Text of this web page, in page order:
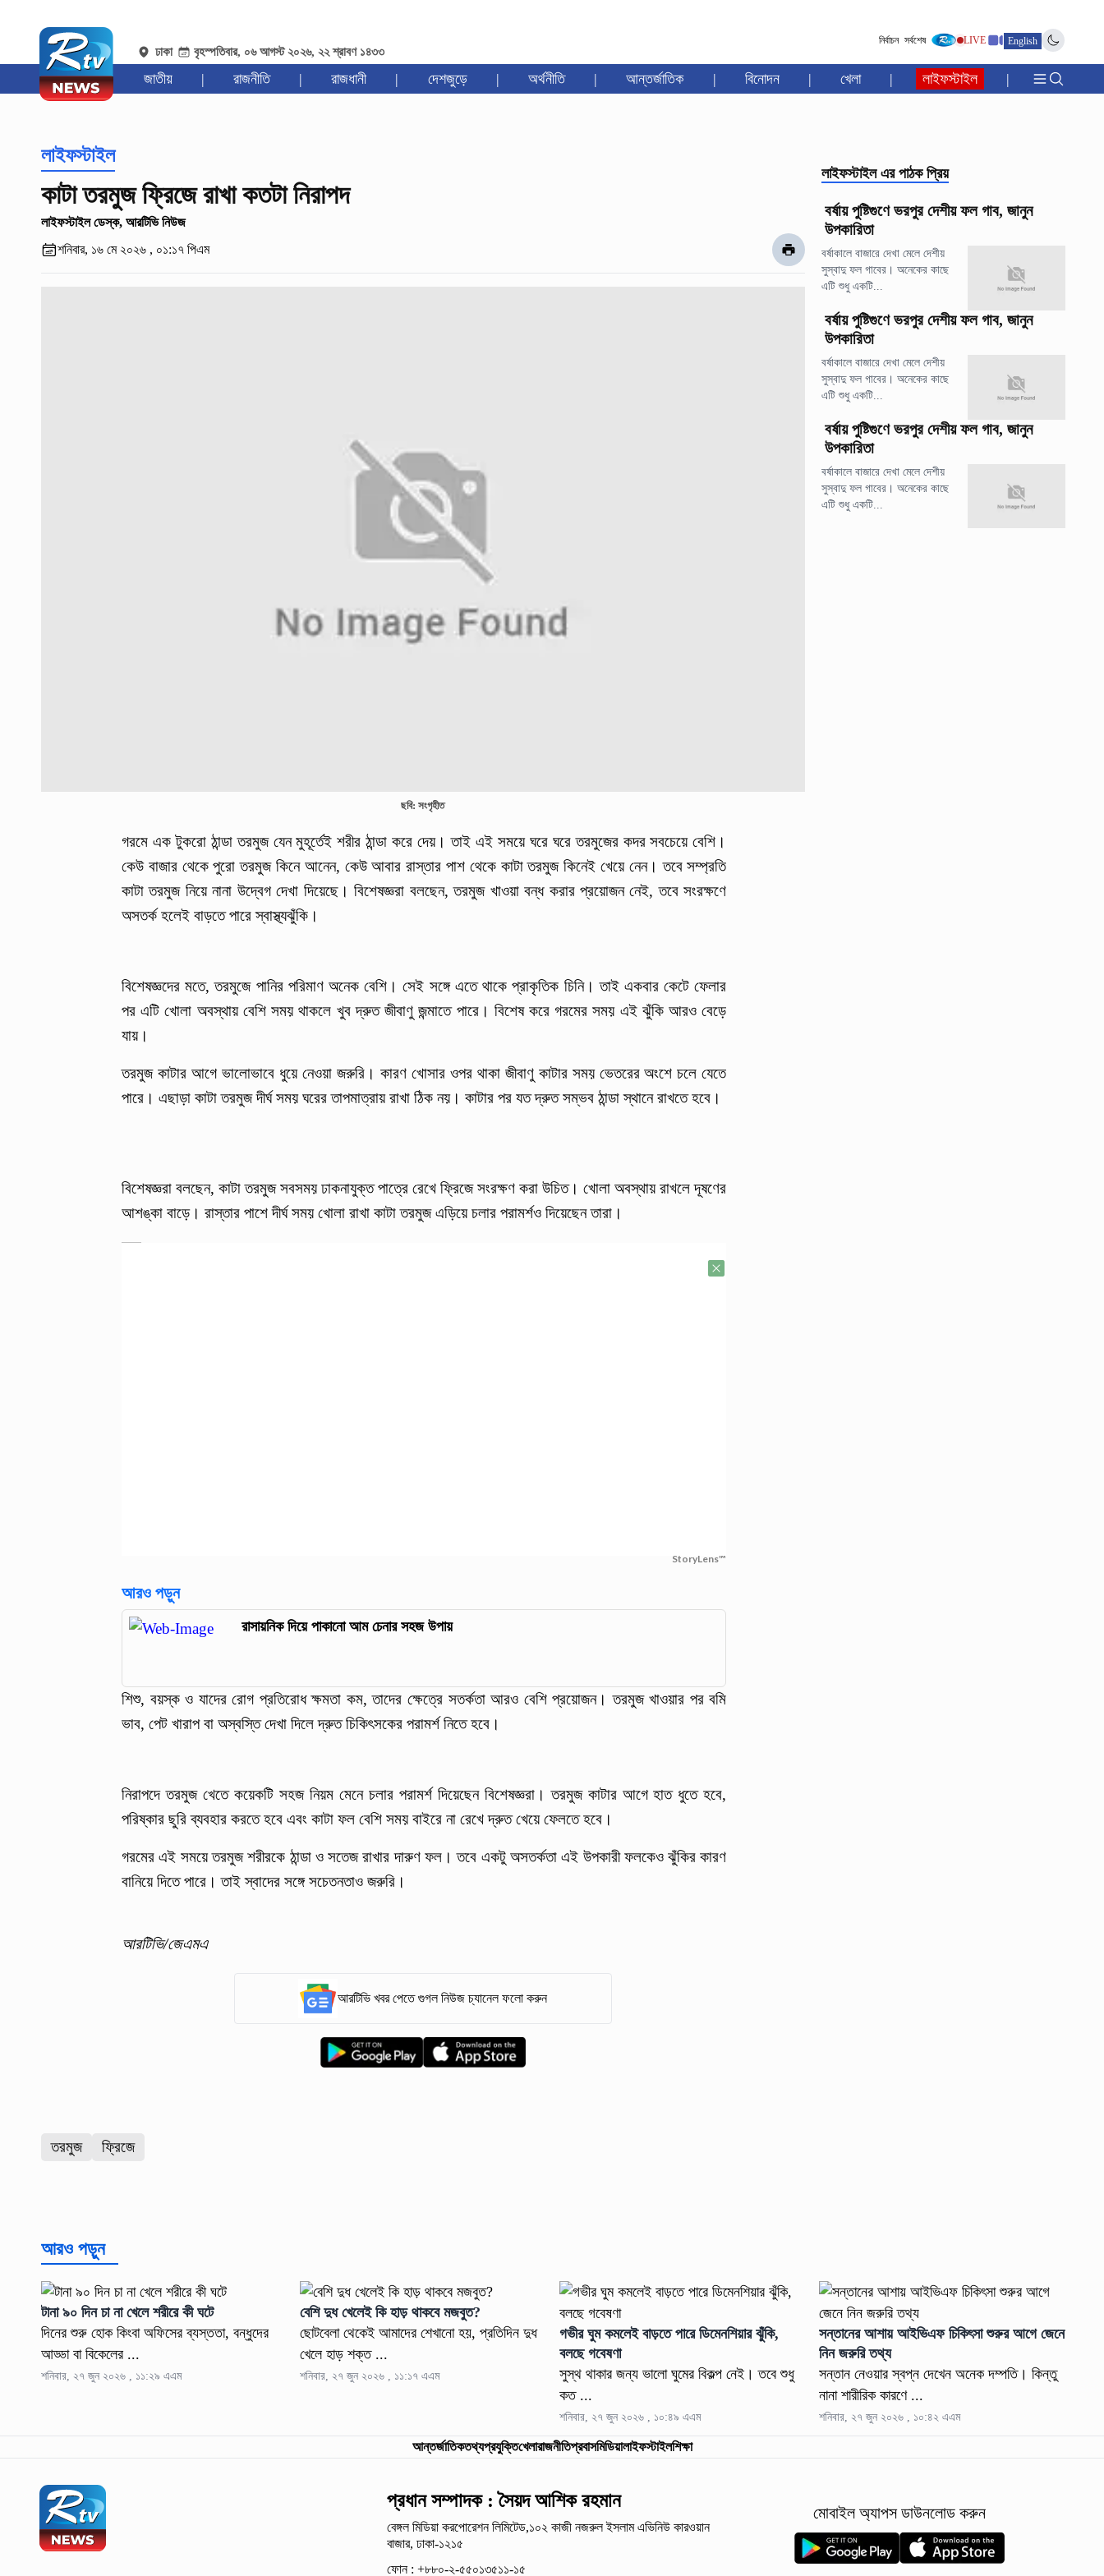
ঢাকা বৃহস্পতিবার, ০৬ আগস্ট ২০২৬, ২২ শ্রাবণ ১৪৩৩
নির্বাচন সর্বশেষ LIVE English
জাতীয় | রাজনীতি | রাজধানী | দেশজুড়ে | অর্থনীতি | আন্তর্জাতিক | বিনোদন | খেলা | লাইফস্টাইল |
লাইফস্টাইল
কাটা তরমুজ ফ্রিজে রাখা কতটা নিরাপদ
লাইফস্টাইল ডেস্ক, আরটিভি নিউজ
শনিবার, ১৬ মে ২০২৬ , ০১:১৭ পিএম
ছবি: সংগৃহীত
গরমে এক টুকরো ঠান্ডা তরমুজ যেন মুহূর্তেই শরীর ঠান্ডা করে দেয়। তাই এই সময়ে ঘরে ঘরে তরমুজের কদর সবচেয়ে বেশি।
কেউ বাজার থেকে পুরো তরমুজ কিনে আনেন, কেউ আবার রাস্তার পাশ থেকে কাটা তরমুজ কিনেই খেয়ে নেন। তবে সম্প্রতি
কাটা তরমুজ নিয়ে নানা উদ্বেগ দেখা দিয়েছে। বিশেষজ্ঞরা বলছেন, তরমুজ খাওয়া বন্ধ করার প্রয়োজন নেই, তবে সংরক্ষণে
অসতর্ক হলেই বাড়তে পারে স্বাস্থ্যঝুঁকি।
বিশেষজ্ঞদের মতে, তরমুজে পানির পরিমাণ অনেক বেশি। সেই সঙ্গে এতে থাকে প্রাকৃতিক চিনি। তাই একবার কেটে ফেলার
পর এটি খোলা অবস্থায় বেশি সময় থাকলে খুব দ্রুত জীবাণু জন্মাতে পারে। বিশেষ করে গরমের সময় এই ঝুঁকি আরও বেড়ে
যায়।
তরমুজ কাটার আগে ভালোভাবে ধুয়ে নেওয়া জরুরি। কারণ খোসার ওপর থাকা জীবাণু কাটার সময় ভেতরের অংশে চলে যেতে
পারে। এছাড়া কাটা তরমুজ দীর্ঘ সময় ঘরের তাপমাত্রায় রাখা ঠিক নয়। কাটার পর যত দ্রুত সম্ভব ঠান্ডা স্থানে রাখতে হবে।
বিশেষজ্ঞরা বলছেন, কাটা তরমুজ সবসময় ঢাকনাযুক্ত পাত্রে রেখে ফ্রিজে সংরক্ষণ করা উচিত। খোলা অবস্থায় রাখলে দূষণের
আশঙ্কা বাড়ে। রাস্তার পাশে দীর্ঘ সময় খোলা রাখা কাটা তরমুজ এড়িয়ে চলার পরামর্শও দিয়েছেন তারা।
StoryLens™
আরও পড়ুন
রাসায়নিক দিয়ে পাকানো আম চেনার সহজ উপায়
শিশু, বয়স্ক ও যাদের রোগ প্রতিরোধ ক্ষমতা কম, তাদের ক্ষেত্রে সতর্কতা আরও বেশি প্রয়োজন। তরমুজ খাওয়ার পর বমি
ভাব, পেট খারাপ বা অস্বস্তি দেখা দিলে দ্রুত চিকিৎসকের পরামর্শ নিতে হবে।
নিরাপদে তরমুজ খেতে কয়েকটি সহজ নিয়ম মেনে চলার পরামর্শ দিয়েছেন বিশেষজ্ঞরা। তরমুজ কাটার আগে হাত ধুতে হবে,
পরিষ্কার ছুরি ব্যবহার করতে হবে এবং কাটা ফল বেশি সময় বাইরে না রেখে দ্রুত খেয়ে ফেলতে হবে।
গরমের এই সময়ে তরমুজ শরীরকে ঠান্ডা ও সতেজ রাখার দারুণ ফল। তবে একটু অসতর্কতা এই উপকারী ফলকেও ঝুঁকির কারণ
বানিয়ে দিতে পারে। তাই স্বাদের সঙ্গে সচেতনতাও জরুরি।
আরটিভি/জেএমএ
আরটিভি খবর পেতে গুগল নিউজ চ্যানেল ফলো করুন
তরমুজ ফ্রিজে
লাইফস্টাইল এর পাঠক প্রিয়
বর্ষায় পুষ্টিগুণে ভরপুর দেশীয় ফল গাব, জানুন
উপকারিতা
বর্ষাকালে বাজারে দেখা মেলে দেশীয়
সুস্বাদু ফল গাবের। অনেকের কাছে
এটি শুধু একটি...
বর্ষায় পুষ্টিগুণে ভরপুর দেশীয় ফল গাব, জানুন
উপকারিতা
বর্ষাকালে বাজারে দেখা মেলে দেশীয়
সুস্বাদু ফল গাবের। অনেকের কাছে
এটি শুধু একটি...
বর্ষায় পুষ্টিগুণে ভরপুর দেশীয় ফল গাব, জানুন
উপকারিতা
বর্ষাকালে বাজারে দেখা মেলে দেশীয়
সুস্বাদু ফল গাবের। অনেকের কাছে
এটি শুধু একটি...
আরও পড়ুন
টানা ৯০ দিন চা না খেলে শরীরে কী ঘটে
দিনের শুরু হোক কিংবা অফিসের ব্যস্ততা, বন্ধুদের
আড্ডা বা বিকেলের ...
শনিবার, ২৭ জুন ২০২৬ , ১১:২৯ এএম
বেশি দুধ খেলেই কি হাড় থাকবে মজবুত?
ছোটবেলা থেকেই আমাদের শেখানো হয়, প্রতিদিন দুধ
খেলে হাড় শক্ত ...
শনিবার, ২৭ জুন ২০২৬ , ১১:১৭ এএম
গভীর ঘুম কমলেই বাড়তে পারে ডিমেনশিয়ার ঝুঁকি,
বলছে গবেষণা
সুস্থ থাকার জন্য ভালো ঘুমের বিকল্প নেই। তবে শুধু
কত ...
শনিবার, ২৭ জুন ২০২৬ , ১০:৪৯ এএম
সন্তানের আশায় আইভিএফ চিকিৎসা শুরুর আগে জেনে
নিন জরুরি তথ্য
সন্তান নেওয়ার স্বপ্ন দেখেন অনেক দম্পতি। কিন্তু
নানা শারীরিক কারণে ...
শনিবার, ২৭ জুন ২০২৬ , ১০:৪২ এএম
আন্তর্জাতিকতথ্যপ্রযুক্তিখেলারাজনীতিপ্রবাসমিডিয়ালাইফস্টাইলশিক্ষা
প্রধান সম্পাদক : সৈয়দ আশিক রহমান
বেঙ্গল মিডিয়া করপোরেশন লিমিটেড,১০২ কাজী নজরুল ইসলামএভিনিউ কারওয়ান
বাজার, ঢাকা-১২১৫
ফোন : +৮৮০-২-৫৫০১৩৫১১-১৫
মোবাইল অ্যাপস ডাউনলোড করুন